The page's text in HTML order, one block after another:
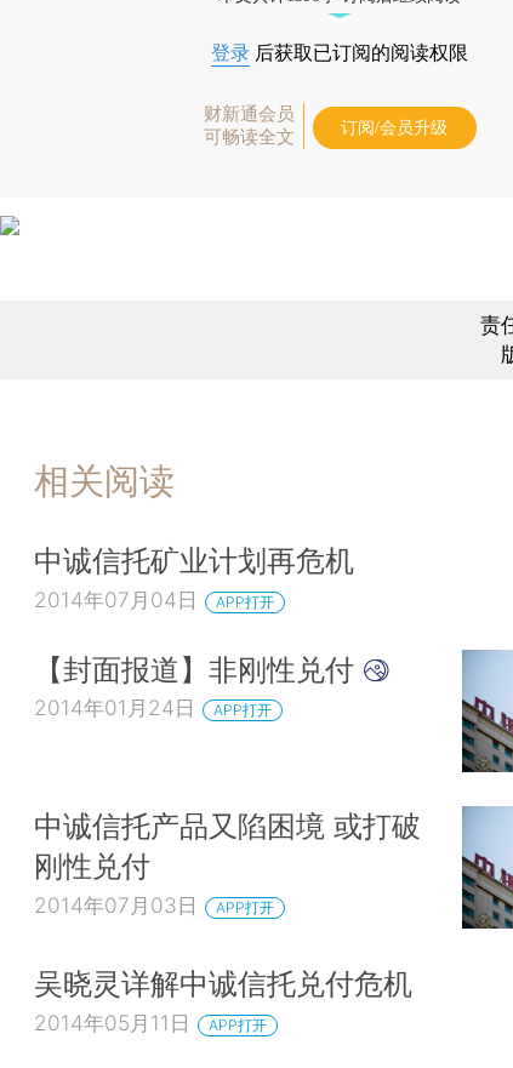
登录 后获取已订阅的阅读权限
财新通会员
可畅读全文
订阅/会员升级
责
相关阅读
中诚信托矿业计划再危机
2014年07月04日 APP打开
【封面报道】非刚性兑付
2014年01月24日 APP打开
中诚信托产品又陷困境 或打破
刚性兑付
2014年07月03日 APP打开
吴晓灵详解中诚信托兑付危机
2014年05月11日 APP打开